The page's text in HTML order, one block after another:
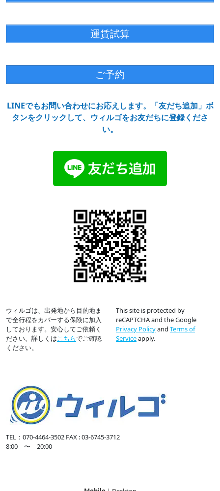
運賃試算
ご予約
LINEでもお問い合わせにお応えします。「友だち追加」ボ
タンをクリックして、ウィルゴをお友だちに登録くださ
い。
ウィルゴは、出発地から目的地ま
で全行程をカバーする保険に加入
しております。安心してご依頼く
ださい。詳しくはこちらでご確認
ください。
This site is protected by
reCAPTCHA and the Google
Privacy Policyand Terms of
Serviceapply.
TEL：070-4464-3502 FAX : 03-6745-3712
8:00 〜 20:00